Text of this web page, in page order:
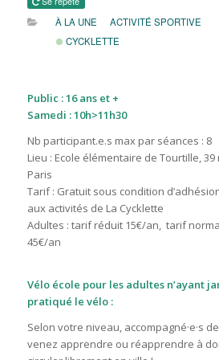
À LA UNE
ACTIVITÉ SPORTIVE
CYCKLETTE
Public :16 ans et +
Samedi : 10h>11h30
Nb participant.e.s max par séances : 8
Lieu : Ecole élémentaire de Tourtille,
Paris
Tarif : Gratuit sous condition d’a
aux activités de La Cycklette
Adultes : tarif réduit 15€/an, tarif
45€/an
Vélo école pour les adultes n’ayant
pratiqué le vélo :
Selon votre niveau, accompagné·e·s
venez apprendre ou réapprendre à